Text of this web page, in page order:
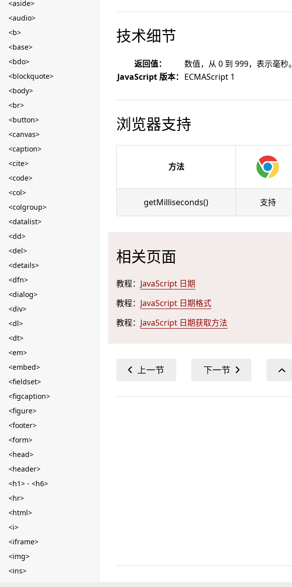
<aside>
<audio>
<b>
<base>
<bdo>
<blockquote>
<body>
<br>
<button>
<canvas>
<caption>
<cite>
<code>
<col>
<colgroup>
<datalist>
<dd>
<del>
<details>
<dfn>
<dialog>
<div>
<dl>
<dt>
<em>
<embed>
<fieldset>
<figcaption>
<figure>
<footer>
<form>
<head>
<header>
<h1> - <h6>
<hr>
<html>
<i>
<iframe>
<img>
<ins>
技术细节
返回值：
数值，从 0 到 999，表示毫秒。
JavaScript 版本： ECMAScript 1
浏览器支持
方法
getMilliseconds() 支持
相关页面
教程： JavaScript 日期
教程： JavaScript 日期格式
教程： JavaScript 日期获取方法